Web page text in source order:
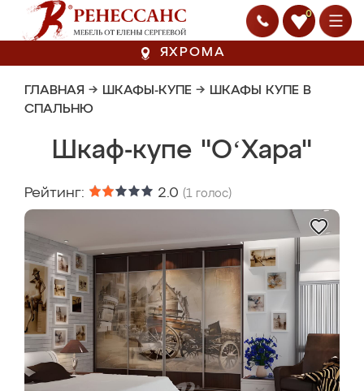
0
ЯХРОМА
ГЛАВНАЯ → ШКАФЫ-КУПЕ → ШКАФЫ КУПЕ В
СПАЛЬНЮ
Шкаф-купе "OʻХара"
Рейтинг: 2.0 (1 голос)